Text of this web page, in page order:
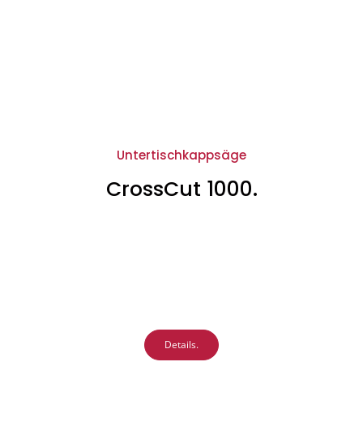
Untertischkappsäge
CrossCut 1000.
Details.